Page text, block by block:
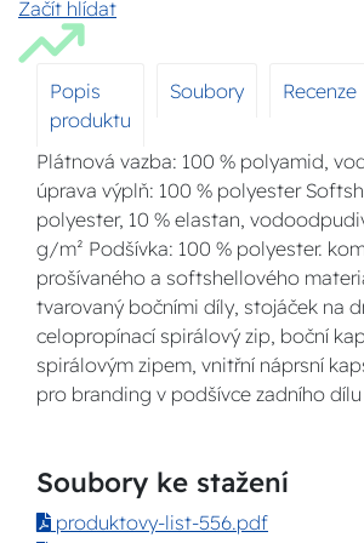
Začít hlídat
Popis
produktu
Soubory Recenze
Plátnová vazba: 100 % polyamid,
úprava výplň: 100 % polyester
polyester, 10 % elastan,
g/m² Podšívka: 100 % polyester.
prošívaného a softshellového
tvarovaný bočními díly, stojáček na
celopropínací spirálový zip, boční
spirálovým zipem, vnitřní náprsní
pro branding v podšívce zadního dílu
Soubory ke stažení
produktovy-list-556.pdf